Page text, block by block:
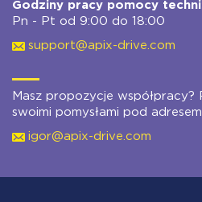
Godziny pracy pomocy
Pn - Pt od 9:00 do 18:00
support@apix-drive.com
Masz propozycje współpracy?
swoimi pomysłami pod
igor@apix-drive.com